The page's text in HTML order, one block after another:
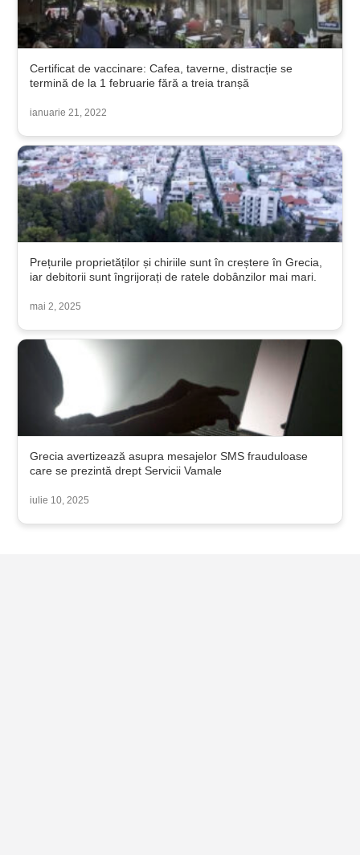
Certificat de vaccinare: Cafea, taverne, distracție se
termină de la 1 februarie fără a treia tranșă
ianuarie 21, 2022
Prețurile proprietăților și chiriile sunt în creștere în Grecia,
iar debitorii sunt îngrijorați de ratele dobânzilor mai mari.
mai 2, 2025
Grecia avertizează asupra mesajelor SMS frauduloase
care se prezintă drept Servicii Vamale
iulie 10, 2025